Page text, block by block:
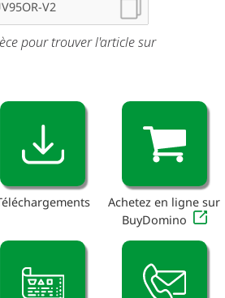
pour trouver l'article sur
Achetez en ligne sur
BuyDomino